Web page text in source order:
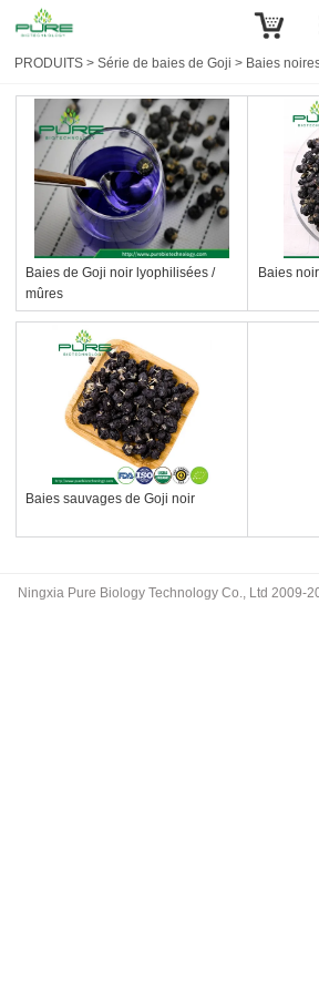
PRODUITS >Série de baies de Goji > Baies
Baies de Goji noir lyophilisées /
mûres
Baies
Baies sauvages de Goji noir
Ningxia Pure Biology Technology Co., Ltd 2009-